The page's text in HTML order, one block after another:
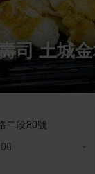
司 土城
二段80號